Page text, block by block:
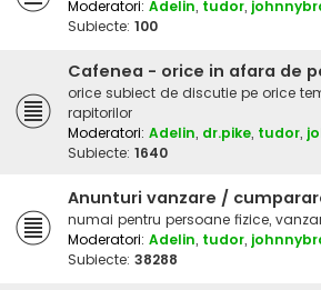
Moderatori: Adelin, tudor,
Subiecte: 100
Cafenea - orice in afara de
orice subiect de discutie pe orice
rapitorilor
Moderatori: Adelin, dr.pike, tudor,
Subiecte: 1640
Anunturi vanzare /
numai pentru persoane fizice,
Moderatori: Adelin, tudor,
Subiecte: 38288